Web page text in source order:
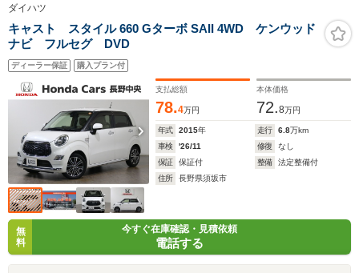
ダイハツ
キャスト スタイル 660 Gターボ SAII 4WD ケンウッド
ナビ フルセグ DVD
ディーラー保証 購入プラン付
支払総額
78.4万円
本体価格
72.8万円
年式 2015年 走行 6.8万km
車検
'26/11 修復
なし
保証
保証付 整備
法定整備付
住所
長野県須坂市
無
料
今すぐ在庫確認・見積依頼
電話する